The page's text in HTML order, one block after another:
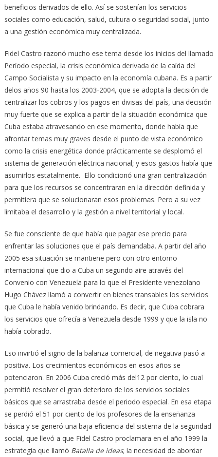
beneficios derivados de ello. Así se sostenían los servicios
sociales como educación, salud, cultura o seguridad social, junto
a una gestión económica muy centralizada.
Fidel Castro razonó mucho ese tema desde los inicios del llamado
Período especial, la crisis económica derivada de la caída del
Campo Socialista y su impacto en la economía cubana. Es a partir
delos años 90 hasta los 2003-2004, que se adopta la decisión de
centralizar los cobros y los pagos en divisas del país, una decisión
muy fuerte que se explica a partir de la situación económica que
Cuba estaba atravesando en ese momento, donde había que
afrontar temas muy graves desde el punto de vista económico
como la crisis energética donde prácticamente se desplomó el
sistema de generación eléctrica nacional; y esos gastos había que
asumirlos estatalmente. Ello condicionó una gran centralización
para que los recursos se concentraran en la dirección definida y
permitiera que se solucionaran esos problemas. Pero a su vez
limitaba el desarrollo y la gestión a nivel territorial y local.
Se fue consciente de que había que pagar ese precio para
enfrentar las soluciones que el país demandaba. A partir del año
2005 esa situación se mantiene pero con otro entorno
internacional que dio a Cuba un segundo aire através del
Convenio con Venezuela para lo que el Presidente venezolano
Hugo Chávez llamó a convertir en bienes transables los servicios
que Cuba le había venido brindando. Es decir, que Cuba cobrara
los servicios que ofrecía a Venezuela desde 1999 y que la isla no
había cobrado.
Eso invirtió el signo de la balanza comercial, de negativa pasó a
positiva. Los crecimientos económicos en esos años se
potenciaron. En 2006 Cuba creció más del12 por ciento, lo cual
permitió resolver el gran deterioro de los servicios sociales
básicos que se arrastraba desde el periodo especial. En esa etapa
se perdió el 51 por ciento de los profesores de la enseñanza
básica y se generó una baja eficiencia del sistema de la seguridad
social, que llevó a que Fidel Castro proclamara en el año 1999 la
estrategia que llamó Batalla de ideas; la necesidad de abordar